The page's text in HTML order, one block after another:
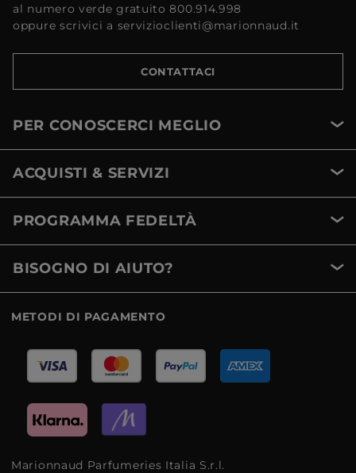
al numero verde gratuito 800.914.998
oppure scrivici a servizioclienti@marionnaud.it
CONTATTACI
PER CONOSCERCI MEGLIO
ACQUISTI & SERVIZI
PROGRAMMA FEDELTÀ
BISOGNO DI AIUTO?
METODI DI PAGAMENTO
Marionnaud Parfumeries Italia S.r.l.